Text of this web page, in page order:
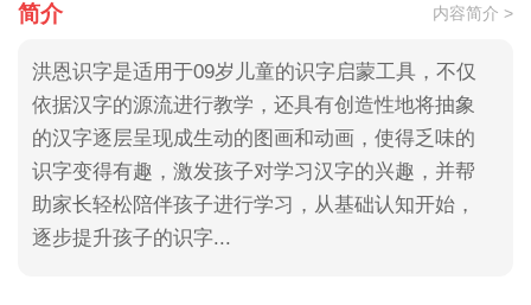
简介 内容简介 >
洪恩识字是适用于09岁儿童的识字启蒙工具，不仅
依据汉字的源流进行教学，还具有创造性地将抽象
的汉字逐层呈现成生动的图画和动画，使得乏味的
识字变得有趣，激发孩子对学习汉字的兴趣，并帮
助家长轻松陪伴孩子进行学习，从基础认知开始，
逐步提升孩子的识字...